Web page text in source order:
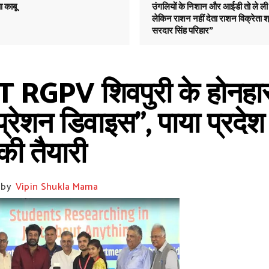
काबू
उंगलियों के निशान और आईडी तो ले ली
लेकिन राशन नहीं देता राशन विक्रेता
सरदार सिंह परिहार"
शिवपुरी के
डिवाइस", पाया
तैयारी
by Vipin Shukla Mama